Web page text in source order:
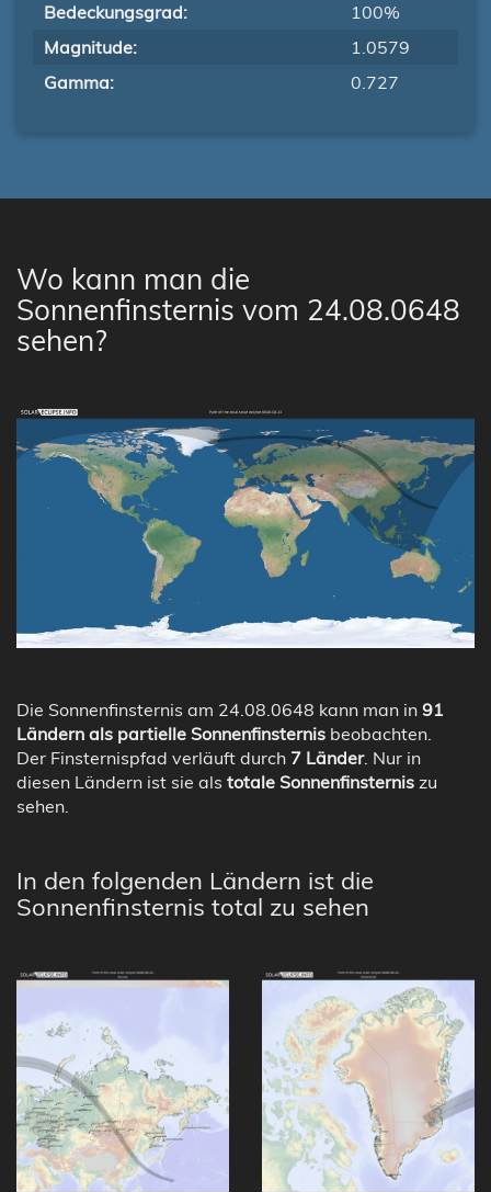
Bedeckungsgrad:
100%
Magnitude:
1.0579
Gamma:
0.727
Wo kann man die
Sonnenfinsternis vom 24.08.0648
sehen?
Die Sonnenfinsternis am 24.08.0648 kann man in 91
Ländern als partielle Sonnenfinsternis beobachten.
Der Finsternispfad verläuft durch 7 Länder. Nur in
diesen Ländern ist sie als totale Sonnenfinsternis zu
sehen.
In den folgenden Ländern ist die
Sonnenfinsternis total zu sehen